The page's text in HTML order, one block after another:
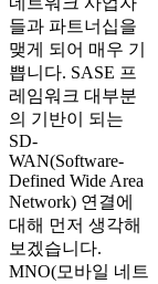
들과 파트너십을
맺게 되어 매우 기
쁩니다. SASE 프
레임워크 대부분
의 기반이 되는
SD-
WAN(Software-
Defined Wide Area
Network) 연결에
대해 먼저 생각해
보겠습니다.
MNO(모바일 네트